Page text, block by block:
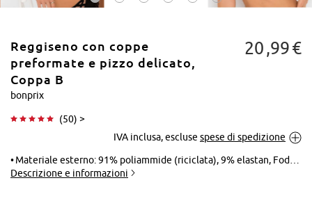
Reggiseno con coppe
preformate e pizzo delicato,
Coppa B
bonprix
(50) >
20 99€
IVA inclusa, escluse spese di spedizione
Materiale esterno: 91% poliammide (riciclata), 9% elastan, Fodera: 86% poliammide, 14% elastan, Pizzo: 90% poliammide, 10% elastan
Descrizione e informazioni